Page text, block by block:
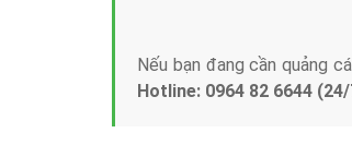
Nếu bạn đang cần quảng
Hotline: 0964 82 6644